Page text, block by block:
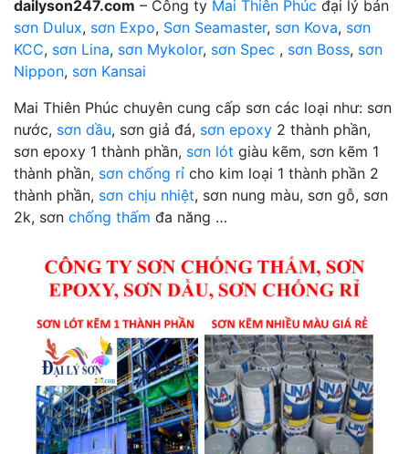
dailyson247.com – Công ty Mai Thiên Phúc đại lý bán
sơn Dulux, sơn Expo, Sơn Seamaster, sơn Kova, sơn
KCC, sơn Lina, sơn Mykolor, sơn Spec , sơn Boss, sơn
Nippon, sơn Kansai
Mai Thiên Phúc chuyên cung cấp sơn các loại như: sơn
nước, sơn dầu, sơn giả đá, sơn epoxy 2 thành phần,
sơn epoxy 1 thành phần, sơn lót giàu kẽm, sơn kẽm 1
thành phần, sơn chống rỉ cho kim loại 1 thành phần 2
thành phần, sơn chịu nhiệt, sơn nung màu, sơn gỗ, sơn
2k, sơn chống thấm đa năng …